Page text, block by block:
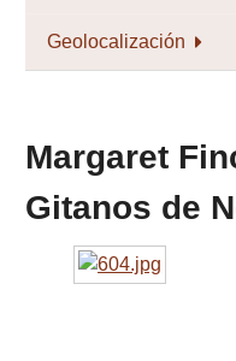
Geolocalización
Margaret
Gitanos de